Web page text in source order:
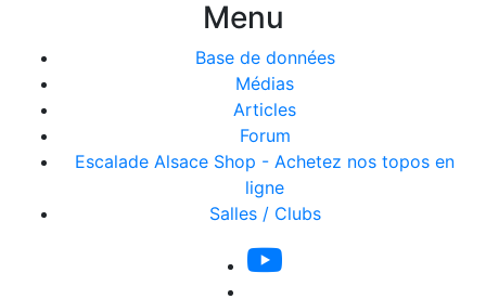
Menu
Base de données
Médias
Articles
Forum
Escalade Alsace Shop - Achetez nos topos en
ligne
Salles / Clubs